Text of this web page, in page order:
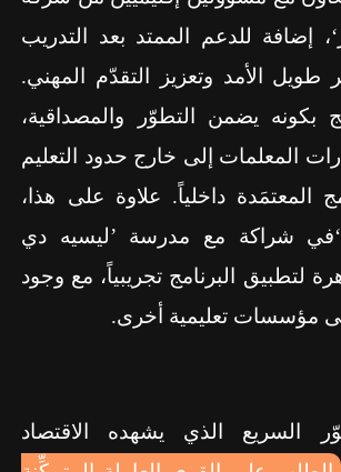
إضافة للدعم الممتد بعد التدريب
طويل الأمد وتعزيز التقدّم المهني.
بكونه يضمن التطوّر والمصداقية،
المعلمات إلى خارج حدود التعليم
المعتمَدة داخلياً. علاوة على هذا،
شراكة مع مدرسة ’ليسيه دي
لتطبيق البرنامج تجريبياً، مع وجود
مؤسسات تعليمية أخرى.
السريع الذي يشهده الاقتصاد